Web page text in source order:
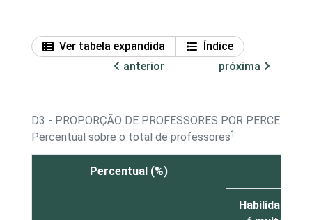
Ver tabela expandida
Índice
anterior
próxima
D3 - PROPORÇÃO DE PROFESSORES POR
Percentual sobre o total de professores1
Percentual (%)
Habilidade